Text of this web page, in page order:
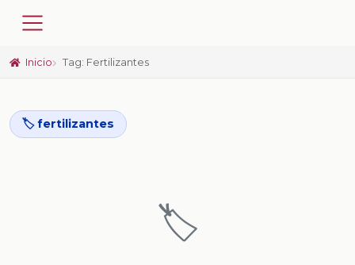
Inicio Tag: Fertilizantes
🏷️ fertilizantes
🏷️